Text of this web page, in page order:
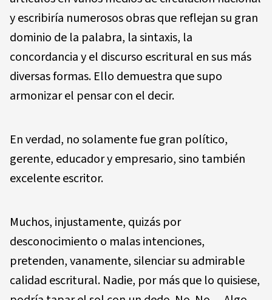
y escribiría numerosos obras que reflejan su gran
dominio de la palabra, la sintaxis, la
concordancia y el discurso escritural en sus más
diversas formas. Ello demuestra que supo
armonizar el pensar con el decir.
En verdad, no solamente fue gran político,
gerente, educador y empresario, sino también
excelente escritor.
Muchos, injustamente, quizás por
desconocimiento o malas intenciones,
pretenden, vanamente, silenciar su admirable
calidad escritural. Nadie, por más que lo quisiese,